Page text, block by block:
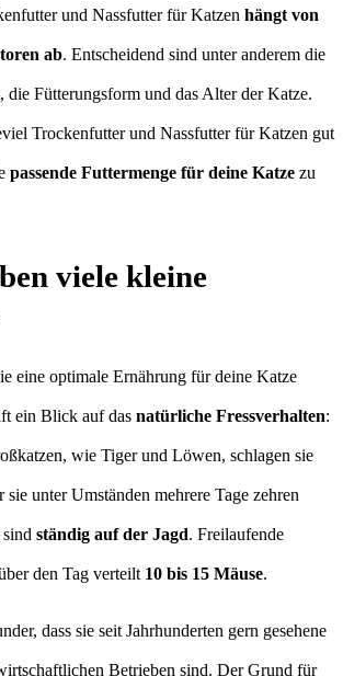
und Nassfutter für Katzen hängt von
ab. Entscheidend sind unter anderem die
die Fütterungsform und das Alter der Katze.
Trockenfutter und Nassfutter für Katzen gut
passende Futtermenge für deine Katze zu
viele kleine
eine optimale Ernährung für deine Katze
ein Blick auf das natürliche Fressverhalten:
wie Tiger und Löwen, schlagen sie
unter Umständen mehrere Tage zehren
ständig auf der Jagd. Freilaufende
den Tag verteilt 10 bis 15 Mäuse.
dass sie seit Jahrhunderten gern gesehene
Betrieben sind. Der Grund für